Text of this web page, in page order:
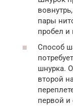
пары
пробел и
Способ
шнурка.
второй
первой и